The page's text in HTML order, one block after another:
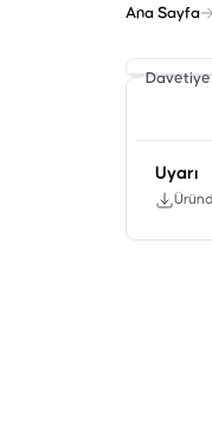
Ana Sayfa
Davetiye
Uyarı